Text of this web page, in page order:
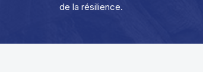
de la résilience.